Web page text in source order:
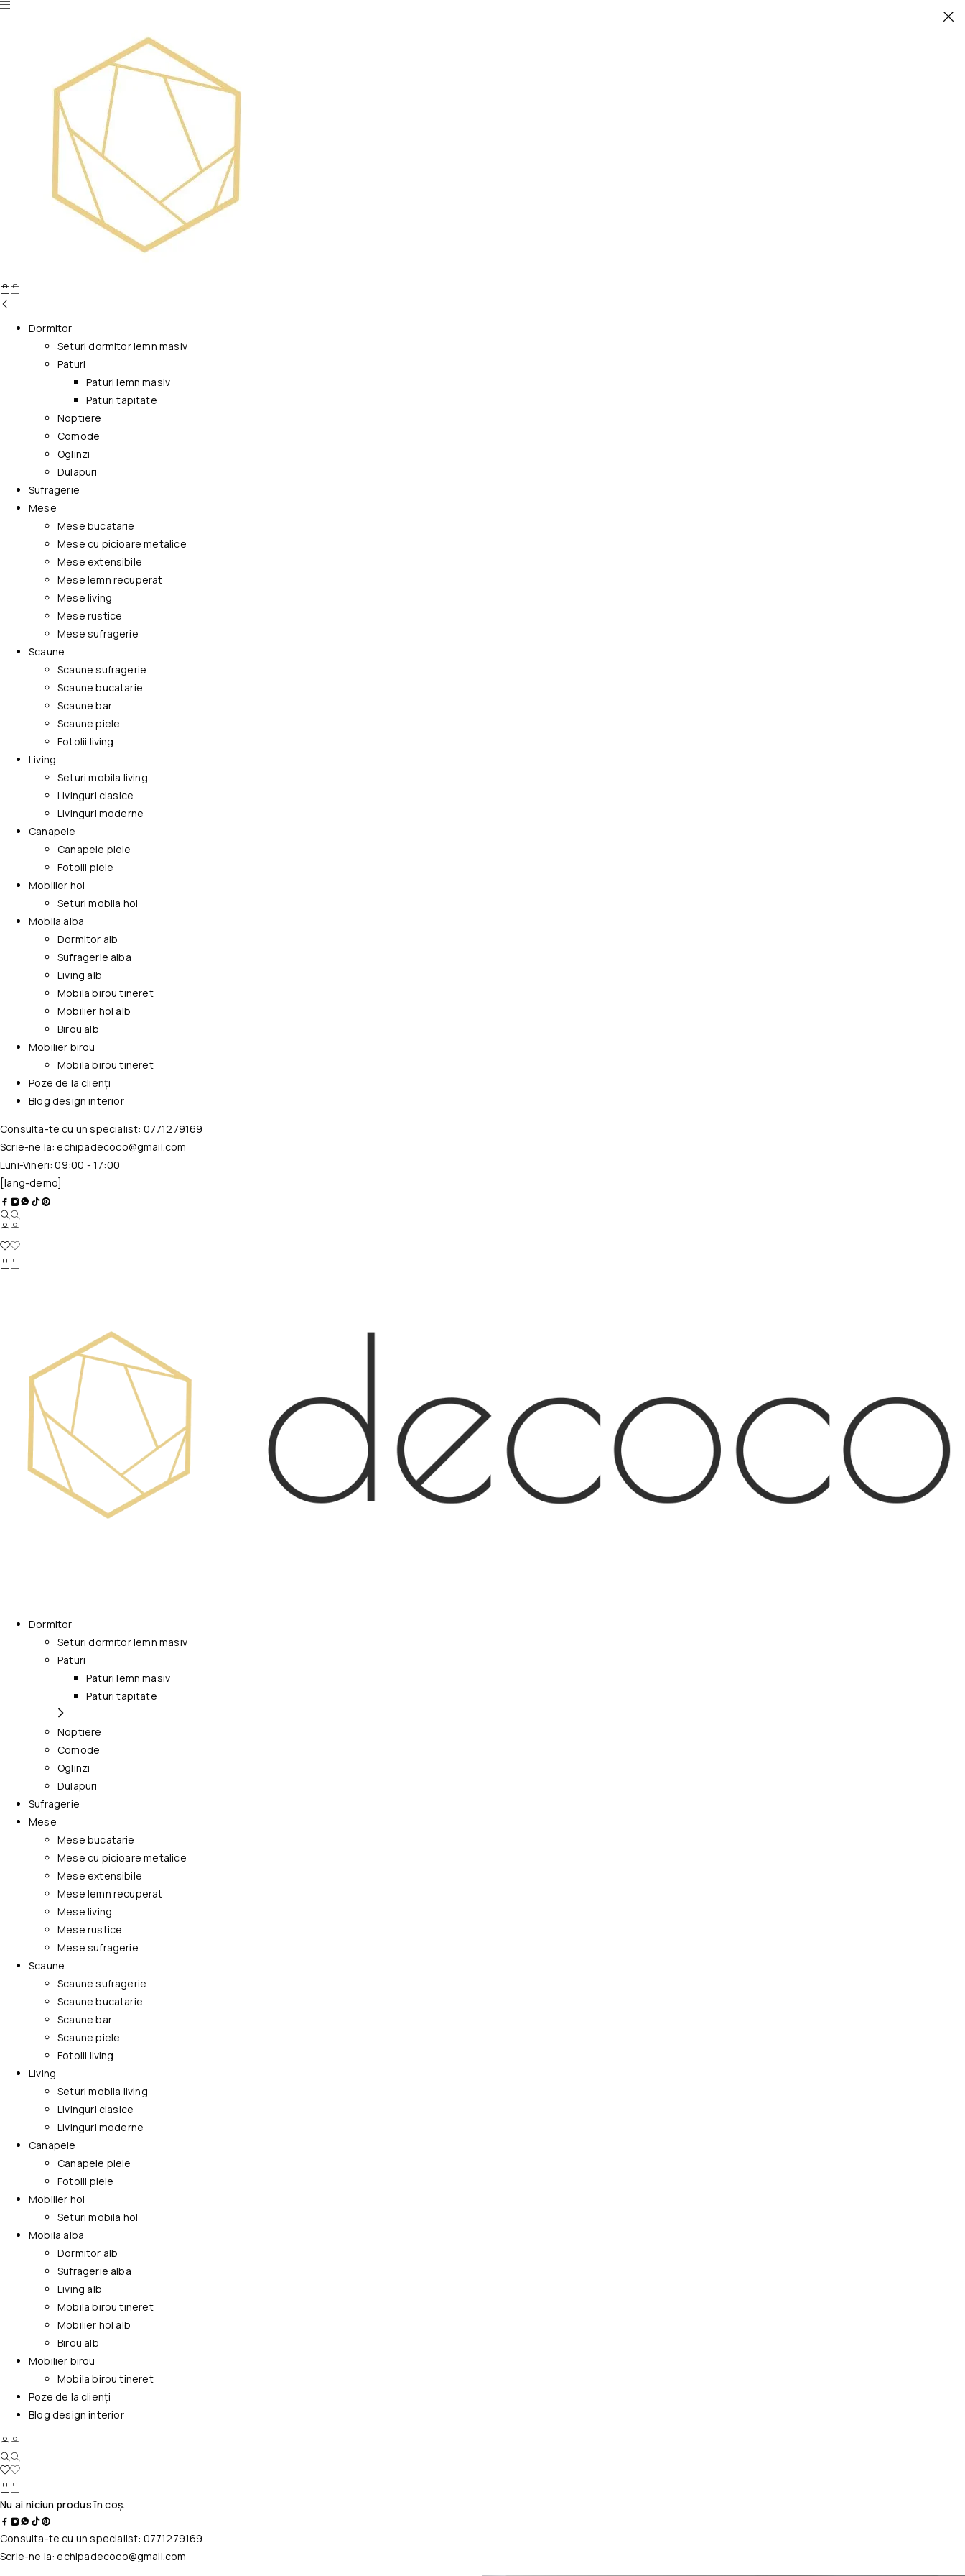
Nu ai niciun produs în coș.
Dormitor
Seturi dormitor lemn masiv
Paturi
Paturi lemn masiv
Paturi tapitate
Noptiere
Comode
Oglinzi
Dulapuri
Sufragerie
Mese
Mese bucatarie
Mese cu picioare metalice
Mese extensibile
Mese lemn recuperat
Mese living
Mese rustice
Mese sufragerie
Scaune
Scaune sufragerie
Scaune bucatarie
Scaune bar
Scaune piele
Fotolii living
Living
Seturi mobila living
Livinguri clasice
Livinguri moderne
Canapele
Canapele piele
Fotolii piele
Mobilier hol
Seturi mobila hol
Mobila alba
Dormitor alb
Sufragerie alba
Living alb
Mobila birou tineret
Mobilier hol alb
Birou alb
Mobilier birou
Mobila birou tineret
Poze de la clienți
Blog design interior
Consulta-te cu un specialist: 0771279169
Scrie-ne la:echipadecoco@gmail.com
Luni-Vineri: 09:00 - 17:00
[lang-demo]
Dormitor
Seturi dormitor lemn masiv
Paturi
Paturi lemn masiv
Paturi tapitate
Noptiere
Comode
Oglinzi
Dulapuri
Sufragerie
Mese
Mese bucatarie
Mese cu picioare metalice
Mese extensibile
Mese lemn recuperat
Mese living
Mese rustice
Mese sufragerie
Scaune
Scaune sufragerie
Scaune bucatarie
Scaune bar
Scaune piele
Fotolii living
Living
Seturi mobila living
Livinguri clasice
Livinguri moderne
Canapele
Canapele piele
Fotolii piele
Mobilier hol
Seturi mobila hol
Mobila alba
Dormitor alb
Sufragerie alba
Living alb
Mobila birou tineret
Mobilier hol alb
Birou alb
Mobilier birou
Mobila birou tineret
Poze de la clienți
Blog design interior
Nu ai niciun produs în coș.
Consulta-te cu un specialist: 0771279169
Scrie-ne la:echipadecoco@gmail.com